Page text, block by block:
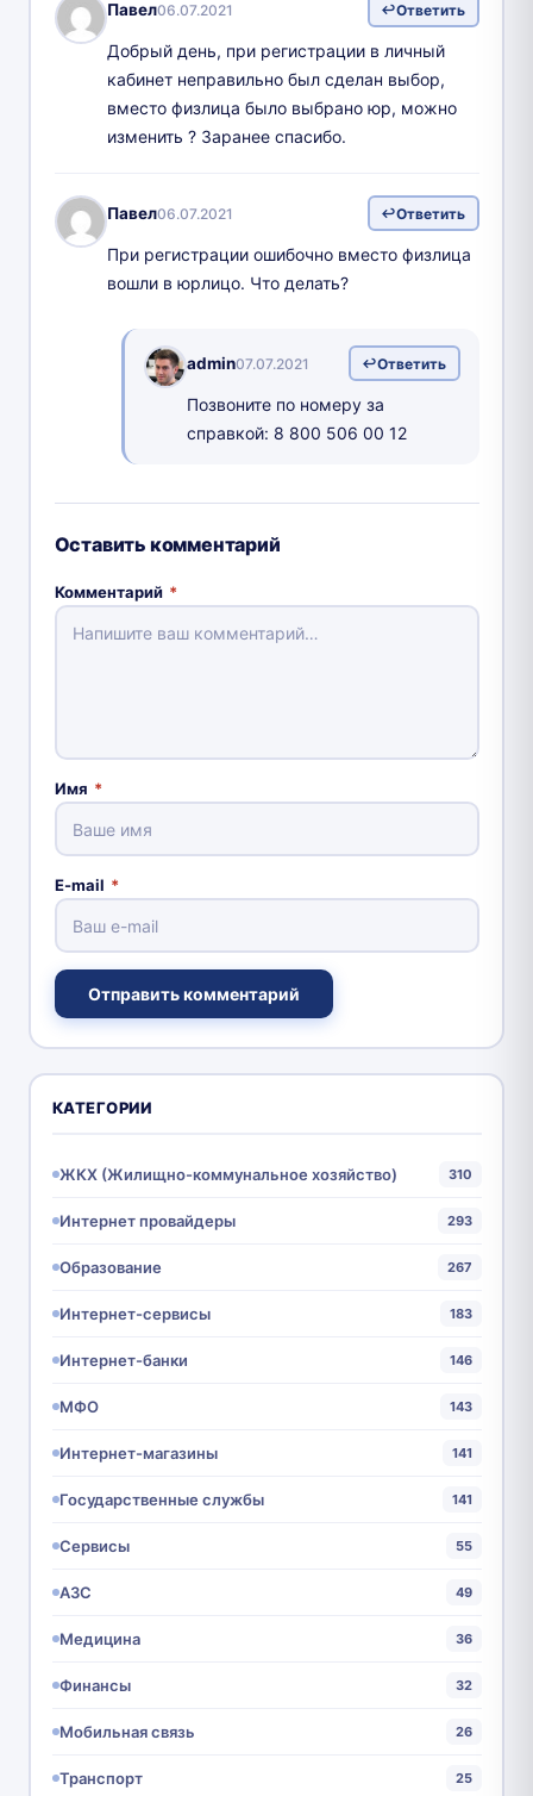
Павел06.07.2021 Ответить
Добрый день, при регистрации в личный
кабинет неправильно был сделан выбор,
вместо физлица было выбрано юр, можно
изменить ? Заранее спасибо.
Павел06.07.2021 Ответить
При регистрации ошибочно вместо физлица
вошли в юрлицо. Что делать?
admin07.07.2021 Ответить
Позвоните по номеру за
справкой: 8 800 506 00 12
Оставить комментарий
Комментарий *
Имя *
E-mail *
Отправить комментарий
КАТЕГОРИИ
ЖКХ (Жилищно-коммунальное хозяйство) 310
Интернет провайдеры 293
Образование 267
Интернет-сервисы 183
Интернет-банки 146
МФО 143
Интернет-магазины 141
Государственные службы 141
Сервисы 55
АЗС 49
Медицина 36
Финансы 32
Мобильная связь 26
Транспорт 25